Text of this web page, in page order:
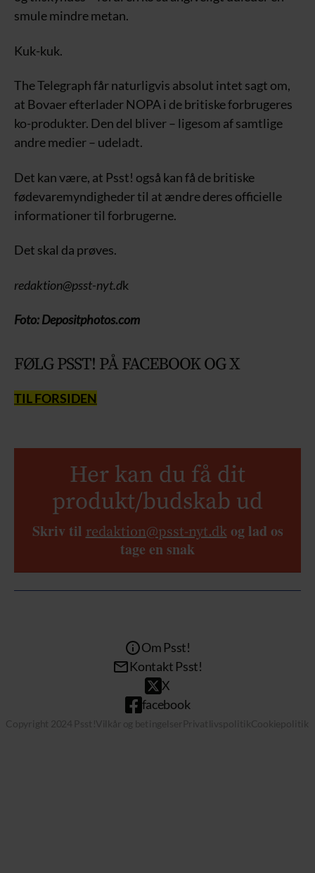
smule mindre metan.
Kuk-kuk.
The Telegraph får naturligvis absolut intet sagt om,
at Bovaer efterlader NOPA i de britiske forbrugeres
ko-produkter. Den del bliver – ligesom af samtlige
andre medier – udeladt.
Det kan være, at Psst! også kan få de britiske
fødevaremyndigheder til at ændre deres officielle
informationer til forbrugerne.
Det skal da prøves.
redaktion@psst-nyt.dk
Foto: Depositphotos.com
FØLG PSST! PÅ FACEBOOK OG X
TIL FORSIDEN
Her kan du få dit
produkt/budskab ud
Skriv til redaktion@psst-nyt.dkog lad os
tage en snak
Om Psst!
Kontakt Psst!
X
facebook
Copyright 2024 Psst!Vilkår og betingelser Privatlivspolitik Cookiepolitik